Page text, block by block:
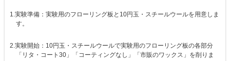
1.実験準備：実験用のフローリング板と10円玉・スチールウールを用意しま
す。
2.実験開始：10円玉・スチールウールで実験用のフローリング板の各部分
「リタ・コート30」「コーティングなし」「市販のワックス」を削りま